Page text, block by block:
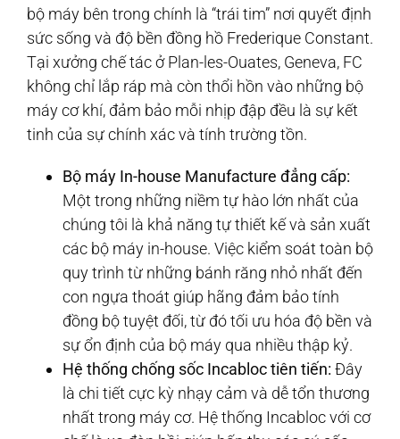
bộ máy bên trong chính là “trái tim” nơi quyết định
sức sống và độ bền đồng hồ Frederique Constant.
Tại xưởng chế tác ở Plan-les-Ouates, Geneva, FC
không chỉ lắp ráp mà còn thổi hồn vào những bộ
máy cơ khí, đảm bảo mỗi nhịp đập đều là sự kết
tinh của sự chính xác và tính trường tồn.
Bộ máy In-house Manufacture đẳng cấp:
Một trong những niềm tự hào lớn nhất của
chúng tôi là khả năng tự thiết kế và sản xuất
các bộ máy in-house. Việc kiểm soát toàn bộ
quy trình từ những bánh răng nhỏ nhất đến
con ngựa thoát giúp hãng đảm bảo tính
đồng bộ tuyệt đối, từ đó tối ưu hóa độ bền và
sự ổn định của bộ máy qua nhiều thập kỷ.
Hệ thống chống sốc Incabloc tiên tiến: Đây
là chi tiết cực kỳ nhạy cảm và dễ tổn thương
nhất trong máy cơ. Hệ thống Incabloc với cơ